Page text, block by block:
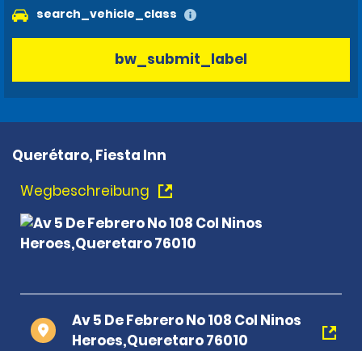
search_vehicle_class
bw_submit_label
Querétaro, Fiesta Inn
Wegbeschreibung
Av 5 De Febrero No 108 Col Ninos
Heroes,Queretaro 76010